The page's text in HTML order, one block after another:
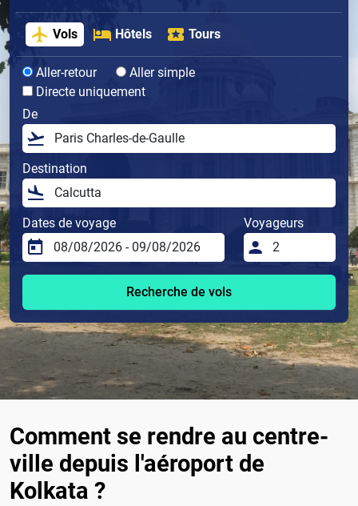
Vols Hôtels Tours
Aller-retour
Aller simple
Directe uniquement
De
Destination
Dates de voyage Voyageurs
Recherche de vols
Comment se rendre au centre-
ville depuis l'aéroport de
Kolkata ?